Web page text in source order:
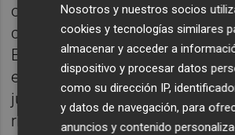
objetivo y dijo que no entendía
comentarios en los que
Elche, tras ganar el año
estaba en descenso a un
jugaba nada, pueda devolver el
rival, ahora en una situación
Nosotros y nuestros socios
cookies y tecnologías similares
almacenar y acceder a
dispositivo y procesar datos
como su dirección IP,
y datos de navegación, para
anuncios y contenido